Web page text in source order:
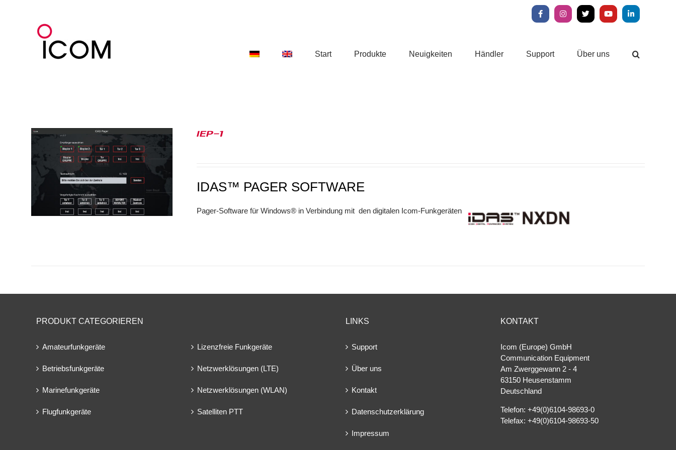
FacebookInstagram
X YouTubeLinkedIn
Start Produkte Neuigkeiten Händler Support Über uns
IEP-1
IDAS™ PAGER SOFTWARE
Pager-Software für Windows® in Verbindung mit den digitalen Icom-Funkgeräten
PRODUKT CATEGORIEREN
Amateurfunkgeräte
Betriebsfunkgeräte
Marinefunkgeräte
Flugfunkgeräte
Lizenzfreie Funkgeräte
Netzwerklösungen (LTE)
Netzwerklösungen (WLAN)
Satelliten PTT
LINKS
Support
Über uns
Kontakt
Datenschutzerklärung
Impressum
KONTAKT
Icom (Europe) GmbH
Communication Equipment
Am Zwerggewann 2 ‐ 4
63150 Heusenstamm
Deutschland
Telefon: +49(0)6104-98693-0
Telefax: +49(0)6104-98693-50